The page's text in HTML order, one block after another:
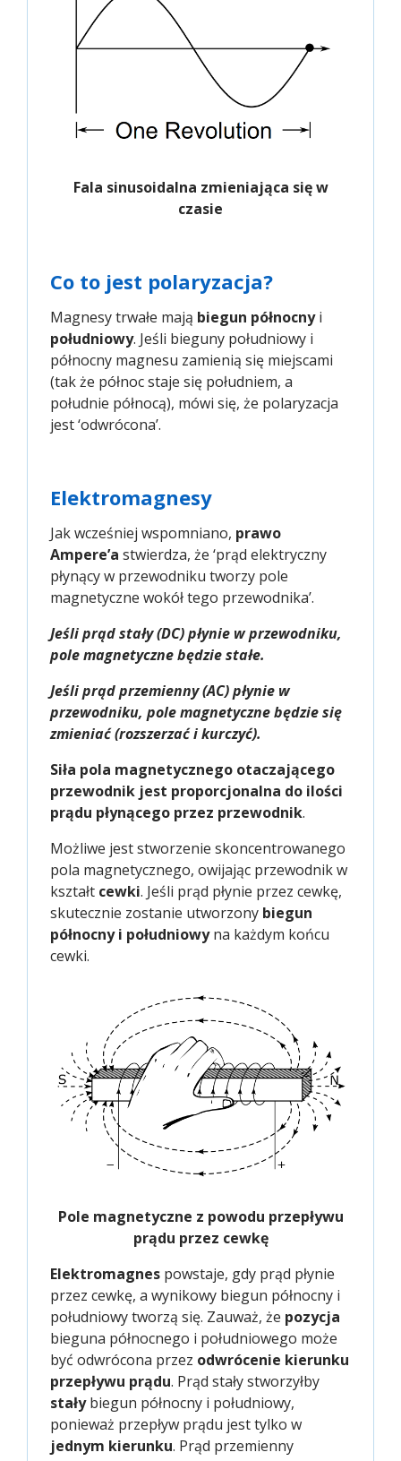
Fala sinusoidalna zmieniająca się w
czasie
Co to jest polaryzacja?
Magnesy trwałe mają biegun północnyi
południowy. Jeśli bieguny południowy i
północny magnesu zamienią się miejscami
(tak że północ staje się południem, a
południe północą), mówi się, że polaryzacja
jest ‘odwrócona’.
Elektromagnesy
Jak wcześniej wspomniano, prawo
Ampere’a stwierdza, że ‘prąd elektryczny
płynący w przewodniku tworzy pole
magnetyczne wokół tego przewodnika’.
Jeśli prąd stały (DC) płynie w przewodniku,
pole magnetyczne będzie stałe.
Jeśli prąd przemienny (AC) płynie w
przewodniku, pole magnetyczne będzie się
zmieniać (rozszerzać i kurczyć).
Siła pola magnetycznego otaczającego
przewodnik jest proporcjonalna do ilości
prądu płynącego przez przewodnik.
Możliwe jest stworzenie skoncentrowanego
pola magnetycznego, owijając przewodnik w
kształt cewki. Jeśli prąd płynie przez cewkę,
skutecznie zostanie utworzony biegun
północny i południowyna każdym końcu
cewki.
Pole magnetyczne z powodu przepływu
prądu przez cewkę
Elektromagnes powstaje, gdy prąd płynie
przez cewkę, a wynikowy biegun północny i
południowy tworzą się. Zauważ, że pozycja
bieguna północnego i południowego może
być odwrócona przez odwrócenie kierunku
przepływu prądu. Prąd stały stworzyłby
stałybiegun północny i południowy,
ponieważ przepływ prądu jest tylko w
jednym kierunku. Prąd przemienny